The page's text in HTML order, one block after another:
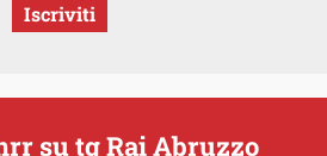
Iscriviti
su tg Rai Abruzzo